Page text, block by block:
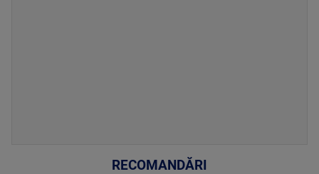
RECOMANDĂRI